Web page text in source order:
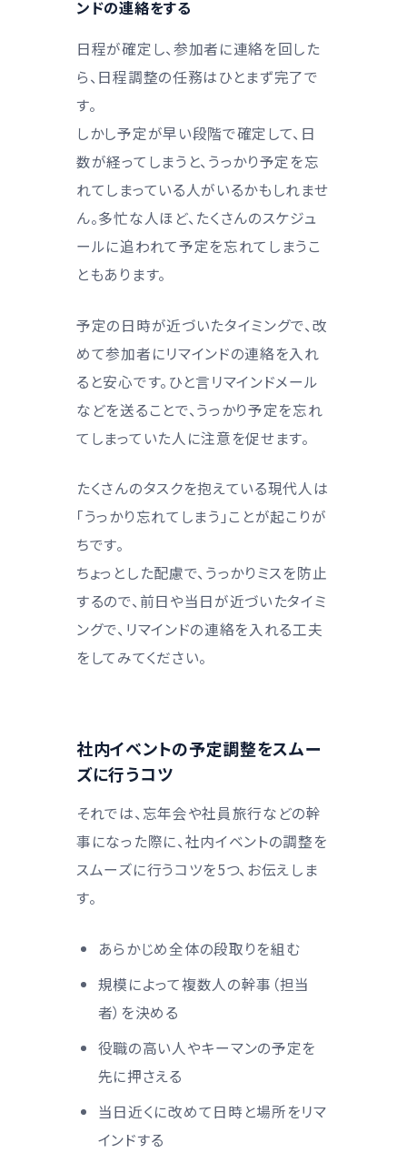
ンドの連絡をする
日程が確定し、参加者に連絡を回した
ら、日程調整の任務はひとまず完了で
す。
しかし予定が早い段階で確定して、日
数が経ってしまうと、うっかり予定を忘
れてしまっている人がいるかもしれませ
ん。多忙な人ほど、たくさんのスケジュ
ールに追われて予定を忘れてしまうこ
ともあります。
予定の日時が近づいたタイミングで、改
めて参加者にリマインドの連絡を入れ
ると安心です。ひと言リマインドメール
などを送ることで、うっかり予定を忘れ
てしまっていた人に注意を促せます。
たくさんのタスクを抱えている現代人は
「うっかり忘れてしまう」ことが起こりが
ちです。
ちょっとした配慮で、うっかりミスを防止
するので、前日や当日が近づいたタイミ
ングで、リマインドの連絡を入れる工夫
をしてみてください。
社内イベントの予定調整をスムー
ズに行うコツ
それでは、忘年会や社員旅行などの幹
事になった際に、社内イベントの調整を
スムーズに行うコツを5つ、お伝えしま
す。
あらかじめ全体の段取りを組む
規模によって複数人の幹事（担当
者）を決める
役職の高い人やキーマンの予定を
先に押さえる
当日近くに改めて日時と場所をリマ
インドする